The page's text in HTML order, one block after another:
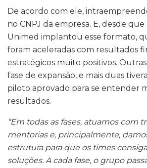
De acordo com ele,
no CNPJ da empresa. E, desde
Unimed implantou esse formato,
foram aceleradas com resultados
estratégicos muito positivos.
fase de expansão, e mais duas
piloto aprovado para se entender
resultados.
“Em todas as fases, atuamos com
mentorias e, principalmente,
estrutura para que os times
soluções. A cada fase, o grupo